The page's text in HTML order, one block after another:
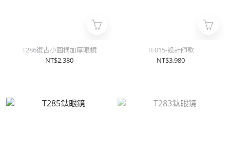
T286復古小圓框加厚眼鏡
NT$2,380
TF015-設計師款
NT$3,980